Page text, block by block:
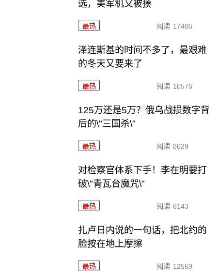
选，美军机又被揍
最热 阅读 17486
泽连斯基的时间不多了，最艰难
的冬天又要来了
最热 阅读 10576
125万还是5万？俄乌战损数字背
后的\"三国杀\"
最热 阅读 8029
对检察官体系下手！李在明要打
破\"青瓦台魔咒\"
最热 阅读 6143
扎卢日内说的一句话，把北约的
脸按在地上摩擦
最热 阅读 12569